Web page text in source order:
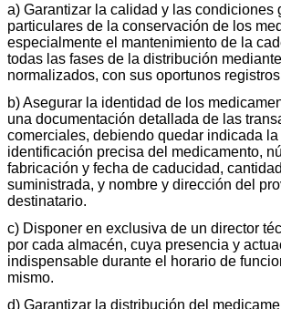
a) Garantizar la calidad y las condiciones
particulares de la conservación de los
especialmente el mantenimiento de la
todas las fases de la distribución
normalizados, con sus oportunos
b) Asegurar la identidad de los
una documentación detallada de las
comerciales, debiendo quedar indicada la
identificación precisa del medicamento,
fabricación y fecha de caducidad,
suministrada, y nombre y dirección del
destinatario.
c) Disponer en exclusiva de un director
por cada almacén, cuya presencia y
indispensable durante el horario de
mismo.
d) Garantizar la distribución del